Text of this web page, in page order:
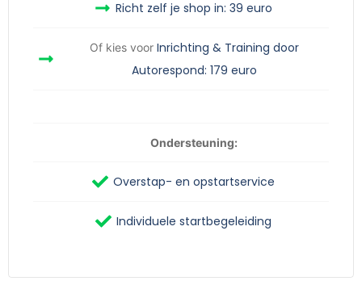
Richt zelf je shop in: 39 euro
Of kies voor Inrichting & Training door
Autorespond: 179 euro
Ondersteuning:
Overstap- en opstartservice
Individuele startbegeleiding